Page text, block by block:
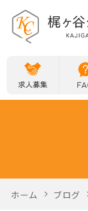
ホーム ブログ